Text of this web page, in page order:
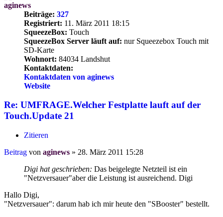
aginews
Beiträge: 327
Registriert: 11. März 2011 18:15
SqueezeBox: Touch
SqueezeBox Server läuft auf: nur Squeezebox Touch mit
SD-Karte
Wohnort: 84034 Landshut
Kontaktdaten:
Kontaktdaten von aginews
Website
Re: UMFRAGE.Welcher Festplatte lauft auf der
Touch.Update 21
Zitieren
Beitrag von aginews » 28. März 2011 15:28
Digi hat geschrieben: Das beigelegte Netzteil ist ein
"Netzversauer"aber die Leistung ist ausreichend. Digi
Hallo Digi,
"Netzversauer": darum hab ich mir heute den "SBooster" bestellt.